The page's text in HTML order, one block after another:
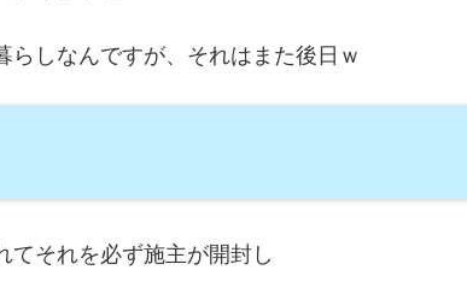
らしなんですが、それはまた後日ｗ
てそれを必ず施主が開封し